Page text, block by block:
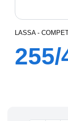
LASSA -
255/